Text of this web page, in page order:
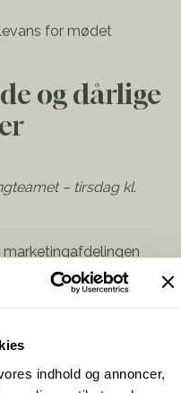
indhold og annoncer,
for mødet
og dårlige
– tirsdag kl.
i mødelokale 3.
beder jer forberede en
frem til at se jer.